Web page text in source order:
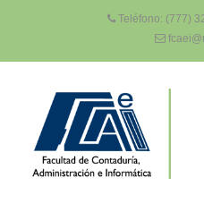
Teléfono: (777)